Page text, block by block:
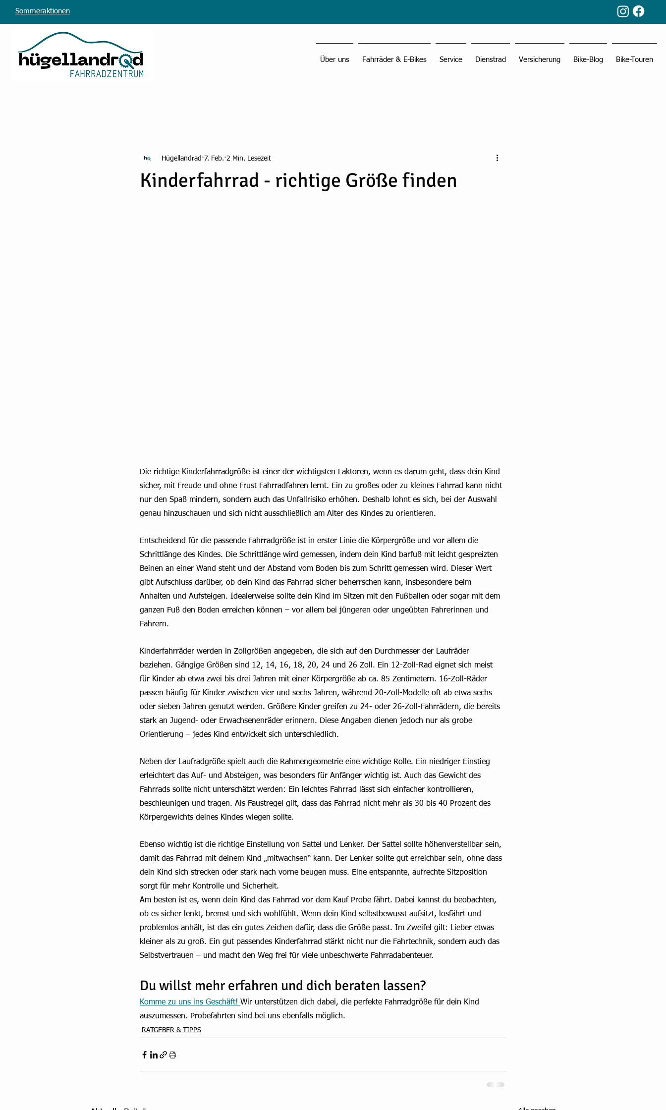
Sommeraktionen
Über uns Fahrräder & E-Bikes Service Dienstrad Versicherung Bike-Blog Bike-Touren
Kinderfahrrad - richtige Größe finden
Hügellandrad 7. Feb. 2 Min. Lesezeit
Die richtige Kinderfahrradgröße ist einer der wichtigsten Faktoren, wenn es darum geht, dass dein Kind
sicher, mit Freude und ohne Frust Fahrradfahren lernt. Ein zu großes oder zu kleines Fahrrad kann nicht
nur den Spaß mindern, sondern auch das Unfallrisiko erhöhen. Deshalb lohnt es sich, bei der Auswahl
genau hinzuschauen und sich nicht ausschließlich am Alter des Kindes zu orientieren.
Entscheidend für die passende Fahrradgröße ist in erster Linie die Körpergröße und vor allem die
Schrittlänge des Kindes. Die Schrittlänge wird gemessen, indem dein Kind barfuß mit leicht gespreizten
Beinen an einer Wand steht und der Abstand vom Boden bis zum Schritt gemessen wird. Dieser Wert
gibt Aufschluss darüber, ob dein Kind das Fahrrad sicher beherrschen kann, insbesondere beim
Anhalten und Aufsteigen. Idealerweise sollte dein Kind im Sitzen mit den Fußballen oder sogar mit dem
ganzen Fuß den Boden erreichen können – vor allem bei jüngeren oder ungeübten Fahrerinnen und
Fahrern.
Kinderfahrräder werden in Zollgrößen angegeben, die sich auf den Durchmesser der Laufräder
beziehen. Gängige Größen sind 12, 14, 16, 18, 20, 24 und 26 Zoll. Ein 12-Zoll-Rad eignet sich meist
für Kinder ab etwa zwei bis drei Jahren mit einer Körpergröße ab ca. 85 Zentimetern. 16-Zoll-Räder
passen häufig für Kinder zwischen vier und sechs Jahren, während 20-Zoll-Modelle oft ab etwa sechs
oder sieben Jahren genutzt werden. Größere Kinder greifen zu 24- oder 26-Zoll-Fahrrädern, die bereits
stark an Jugend- oder Erwachsenenräder erinnern. Diese Angaben dienen jedoch nur als grobe
Orientierung – jedes Kind entwickelt sich unterschiedlich.
Neben der Laufradgröße spielt auch die Rahmengeometrie eine wichtige Rolle. Ein niedriger Einstieg
erleichtert das Auf- und Absteigen, was besonders für Anfänger wichtig ist. Auch das Gewicht des
Fahrrads sollte nicht unterschätzt werden: Ein leichtes Fahrrad lässt sich einfacher kontrollieren,
beschleunigen und tragen. Als Faustregel gilt, dass das Fahrrad nicht mehr als 30 bis 40 Prozent des
Körpergewichts deines Kindes wiegen sollte.
Ebenso wichtig ist die richtige Einstellung von Sattel und Lenker. Der Sattel sollte höhenverstellbar sein,
damit das Fahrrad mit deinem Kind „mitwachsen“ kann. Der Lenker sollte gut erreichbar sein, ohne dass
dein Kind sich strecken oder stark nach vorne beugen muss. Eine entspannte, aufrechte Sitzposition
sorgt für mehr Kontrolle und Sicherheit.
Am besten ist es, wenn dein Kind das Fahrrad vor dem Kauf Probe fährt. Dabei kannst du beobachten,
ob es sicher lenkt, bremst und sich wohlfühlt. Wenn dein Kind selbstbewusst aufsitzt, losfährt und
problemlos anhält, ist das ein gutes Zeichen dafür, dass die Größe passt. Im Zweifel gilt: Lieber etwas
kleiner als zu groß. Ein gut passendes Kinderfahrrad stärkt nicht nur die Fahrtechnik, sondern auch das
Selbstvertrauen – und macht den Weg frei für viele unbeschwerte Fahrradabenteuer.
Du willst mehr erfahren und dich beraten lassen?
Komme zu uns ins Geschäft! Wir unterstützen dich dabei, die perfekte Fahrradgröße für dein Kind
auszumessen. Probefahrten sind bei uns ebenfalls möglich.
RATGEBER & TIPPS